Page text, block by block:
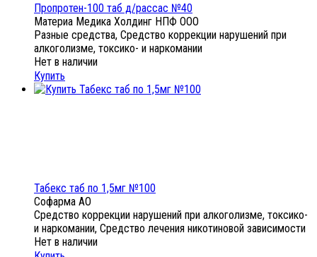
Пропротен-100 таб д/рассас №40
Материа Медика Холдинг НПФ ООО
Разные средства, Средство коррекции нарушений при
алкоголизме, токсико- и наркомании
Нет в наличии
Купить
Табекс таб по 1,5мг №100
Софарма АО
Средство коррекции нарушений при алкоголизме, токсико-
и наркомании, Средство лечения никотиновой зависимости
Нет в наличии